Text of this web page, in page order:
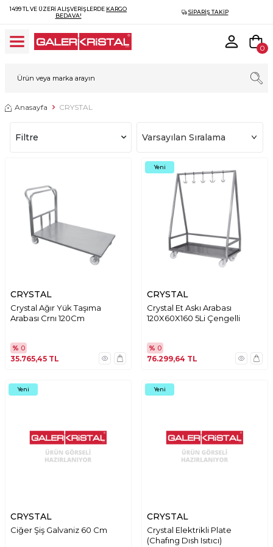
1499 TL VE ÜZERI ALIŞVERIŞLERDE KARGO
BEDAVA!
SIPARIŞ TAKIP
0
Anasayfa CRYSTAL
Filtre
CRYSTAL
Crystal Ağır Yük Taşıma
Arabası Crnı 120Cm
% 0
35.765,45 TL
Yeni
CRYSTAL
Crystal Et Askı Arabası
120X60X160 5Li Çengelli
% 0
76.299,64 TL
Yeni
CRYSTAL
Ciğer Şiş Galvaniz 60 Cm
Yeni
CRYSTAL
Crystal Elektrikli Plate
(Chafıng Dısh Isıtıcı)